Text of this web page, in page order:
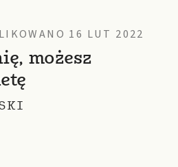
16 LUT 2022
możesz